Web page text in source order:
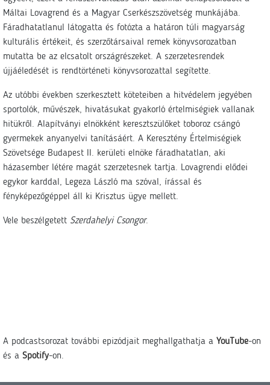
Máltai Lovagrend és a Magyar Cserkészszövetség munkájába.
Fáradhatatlanul látogatta és fotózta a határon túli magyarság
kulturális értékeit, és szerzőtársaival remek könyvsorozatban
mutatta be az elcsatolt országrészeket. A szerzetesrendek
újjáéledését is rendtörténeti könyvsorozattal segítette.
Az utóbbi években szerkesztett köteteiben a hitvédelem jegyében
sportolók, művészek, hivatásukat gyakorló értelmiségiek vallanak
hitükről. Alapítványi elnökként keresztszülőket toboroz csángó
gyermekek anyanyelvi tanításáért. A Keresztény Értelmiségiek
Szövetsége Budapest II. kerületi elnöke fáradhatatlan, aki
házasember létére magát szerzetesnek tartja. Lovagrendi elődei
egykor karddal, Legeza László ma szóval, írással és
fényképezőgéppel áll ki Krisztus ügye mellett.
Vele beszélgetett Szerdahelyi Csongor.
A podcastsorozat további epizódjait meghallgathatja a YouTube-on
és a Spotify-on.